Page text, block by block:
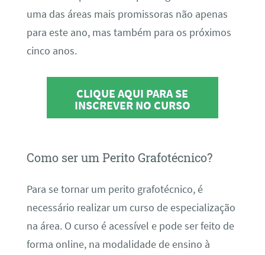
uma das áreas mais promissoras não apenas
para este ano, mas também para os próximos
cinco anos.
CLIQUE AQUI PARA SE
INSCREVER NO CURSO
Como ser um Perito Grafotécnico?
Para se tornar um perito grafotécnico, é
necessário realizar um curso de especialização
na área. O curso é acessível e pode ser feito de
forma online, na modalidade de ensino à